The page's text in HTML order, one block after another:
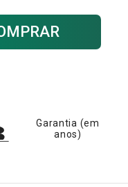
Garantia (em
anos)